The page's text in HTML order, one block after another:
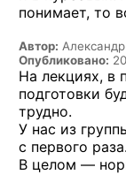
понимает, то
Автор:
Опубликовано:
На лекциях, в
подготовки
трудно.
У нас из
с первого раза.
В целом —